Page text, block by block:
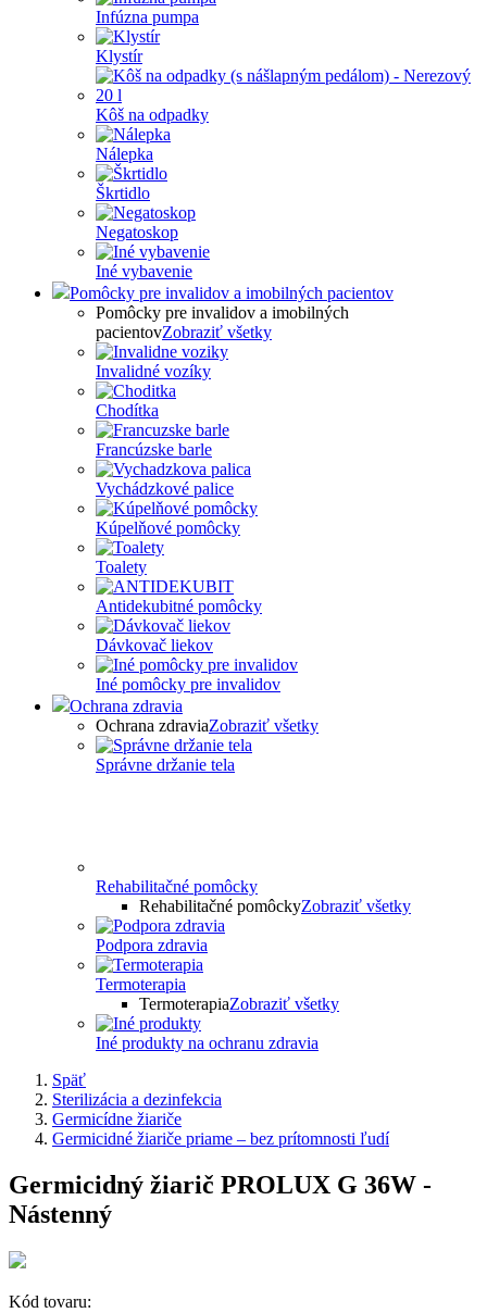
Infúzna pumpa
Klystír
Kôš na odpadky
Nálepka
Škrtidlo
Negatoskop
Iné vybavenie
Pomôcky pre invalidov a imobilných pacientov
Pomôcky pre invalidov a imobilných
pacientovZobraziť všetky
Invalidné vozíky
Chodítka
Francúzske barle
Vychádzkové palice
Kúpelňové pomôcky
Toalety
Antidekubitné pomôcky
Dávkovač liekov
Iné pomôcky pre invalidov
Ochrana zdravia
Ochrana zdraviaZobraziť všetky
Správne držanie tela
Rehabilitačné pomôcky
Rehabilitačné pomôckyZobraziť všetky
Podpora zdravia
Termoterapia
TermoterapiaZobraziť všetky
Iné produkty na ochranu zdravia
Späť
Sterilizácia a dezinfekcia
Germicídne žiariče
Germicidné žiariče priame – bez prítomnosti ľudí
Germicidný žiarič PROLUX G 36W -
Nástenný
Kód tovaru: